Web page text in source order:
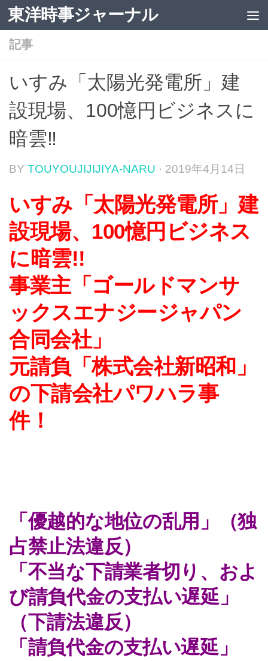
コンテンツへスキップ
東洋時事ジャーナル
記事
いすみ「太陽光発電所」建
設現場、100憶円ビジネスに
暗雲‼
BY TOUYOUJIJIJIYA-NARU · 2019年4月14日
いすみ「太陽光発電所」建
設現場、100憶円ビジネス
に暗雲!!
事業主「ゴールドマンサ
ックスエナジージャパン
合同会社」
元請負「株式会社新昭和」
の下請会社パワハラ事
件！
「優越的な地位の乱用」（独
占禁止法違反）
「不当な下請業者切り、およ
び請負代金の支払い遅延」
（下請法違反）
「請負代金の支払い遅延」